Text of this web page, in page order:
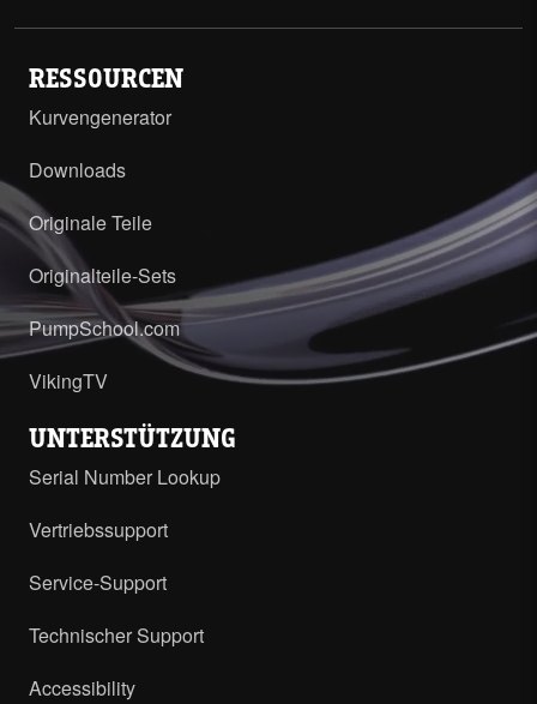
RESSOURCEN
Kurvengenerator
Downloads
Originale Teile
Originalteile-Sets
PumpSchool.com
VikingTV
UNTERSTÜTZUNG
Serial Number Lookup
Vertriebssupport
Service-Support
Technischer Support
Accessibility